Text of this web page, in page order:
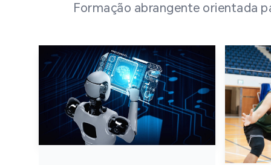
Formação abrangente orientada